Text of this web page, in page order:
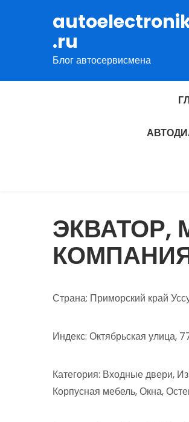
содержимому.ru
Блог автосервисмена
ЭКВАТОР,
Страна: Приморский край
Индекс: Октябрьская улица,
Категория: Входные двери,
Корпусная мебель, Окна,